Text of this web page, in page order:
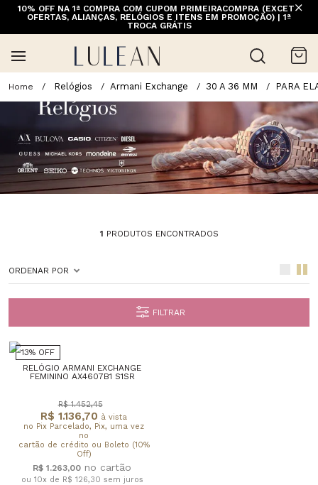
10% OFF NA 1ª COMPRA COM CUPOM PRIMEIRACOMPRA (EXCETO
OFERTAS, ALIANÇAS, RELÓGIOS E ITENS EM PROMOÇÃO) | 1ª
TROCA GRÁTIS
Relógios Armani Exchange 30 A 36 MM PARA
1 PRODUTOS ENCONTRADOS
ORDENAR POR
FILTRAR
13% OFF
RELÓGIO ARMANI EXCHANGE
FEMININO AX4607B1 S1SR
R$ 1.136,70 à vista
no Pix Parcelado, Pix, uma vez
no
cartão de crédito ou Boleto (10%
Off)
R$ 1.452,45
R$ 1.263,00
ou 10x de R$ 126,30 sem juros